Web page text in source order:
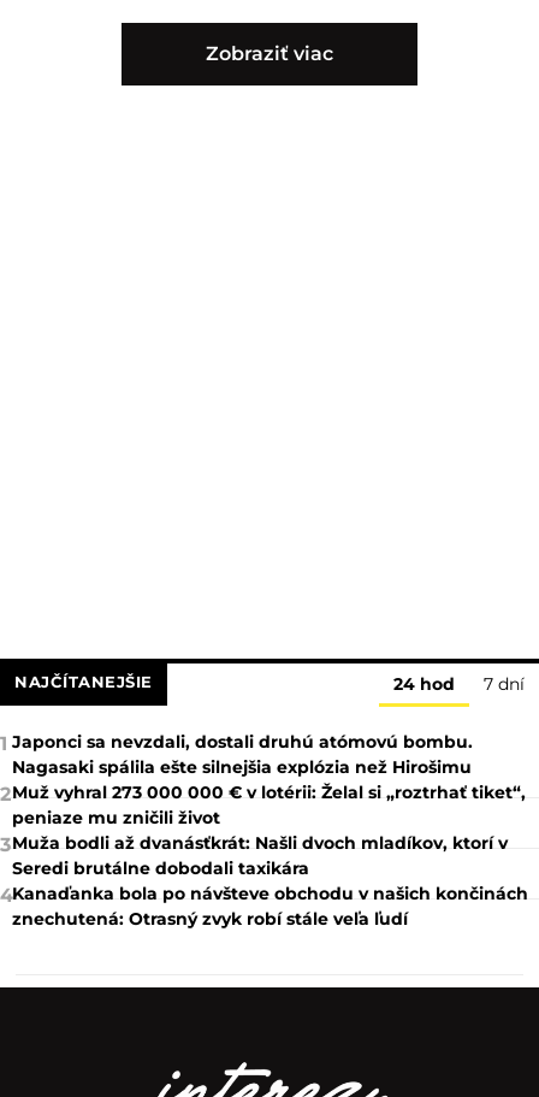
Zobraziť viac
NAJČÍTANEJŠIE 24 hod 7 dní
1 Japonci sa nevzdali, dostali druhú atómovú bombu.
Nagasaki spálila ešte silnejšia explózia než Hirošimu
2Muž vyhral 273 000 000 € v lotérii: Želal si „roztrhať tiket“,
peniaze mu zničili život
3Muža bodli až dvanásťkrát: Našli dvoch mladíkov, ktorí v
Seredi brutálne dobodali taxikára
4Kanaďanka bola po návšteve obchodu v našich končinách
znechutená: Otrasný zvyk robí stále veľa ľudí